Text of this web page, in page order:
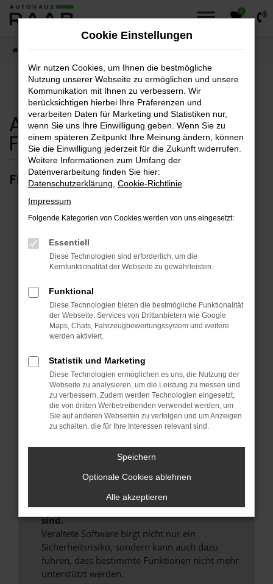
Zum
0
Autohaus Raab
Fahrzeugsuche
Finden sie ihr Traumfahrzeug.
Fehler: Network Error
Beim Laden ist ein Fehler aufgetreten.
Überprüfe deine Firewall und deine
Internetverbindung.
Laden andere Webseiten, zum Beispiel deine
Prüfe deine Browsererweiterungen.
Manche Erweiterungen, wie Werbeblocker,
können das Laden bestimmter Seiten
verhindern. Funktioniert die Seite in einem
anderen Browser oder in einem privaten
Fenster?
Starte dein Gerät neu.
Das kann manchmal helfen, vorübergehende
Probleme zu beheben.
Stelle sicher, dass dein Browser und dein
Betriebssystem auf dem neuesten Stand
sind.
Veraltete Software birgt nicht nur ein
Sicherheitsrisiko, sondern kann auch dazu
führen, dass bestimmte Funktionen nicht mehr
unterstützt werden.
Cookie Einstellungen
Wir nutzen Cookies, um Ihnen die bestmögliche
Nutzung unserer Webseite zu ermöglichen und unsere
Kommunikation mit Ihnen zu verbessern. Wir
berücksichtigen hierbei Ihre Präferenzen und
verarbeiten Daten für Marketing und Statistiken nur,
wenn Sie uns Ihre Einwilligung geben. Wenn Sie zu
einem späteren Zeitpunkt Ihre Meinung ändern, können
Sie die Einwilligung jederzeit für die Zukunft widerrufen.
Weitere Informationen zum Umfang der
Datenverarbeitung finden Sie hier:
Datenschutzerklärung Cookie-Richtlinie
Impressum
Folgende Kategorien von Cookies werden von uns eingesetzt:
Essentiell
Diese Technologien sind erforderlich, um die
Kernfunktionalität der Webseite zu gewährleisten.
Funktional
Diese Technologien bieten die bestmögliche Funktionalität
der Webseite. Services von Drittanbietern wie Google
Maps, Chats, Fahrzeugbewertungssystem und weitere
werden aktiviert.
Statistik und Marketing
Diese Technologien ermöglichen es uns, die Nutzung der
Webseite zu analysieren, um die Leistung zu messen und
zu verbessern. Zudem werden Technologien eingesetzt,
die von dritten Werbetreibenden verwendet werden, um
Sie auf anderen Webseiten zu verfolgen und um Anzeigen
zu schalten, die für Ihre Interessen relevant sind.
Speichern
Optionale Cookies ablehnen
Alle akzeptieren